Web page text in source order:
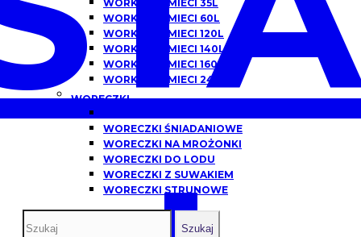
WORKI NA ŚMIECI 35L
WORKI NA ŚMIECI 60L
WORKI NA ŚMIECI 120L
WORKI NA ŚMIECI 140L
WORKI NA ŚMIECI 160L
WORKI NA ŚMIECI 240L
WORECZKI
WORECZKI ŚNIADANIOWE
WORECZKI NA MROŻONKI
WORECZKI DO LODU
WORECZKI Z SUWAKIEM
WORECZKI STRUNOWE
Szukaj